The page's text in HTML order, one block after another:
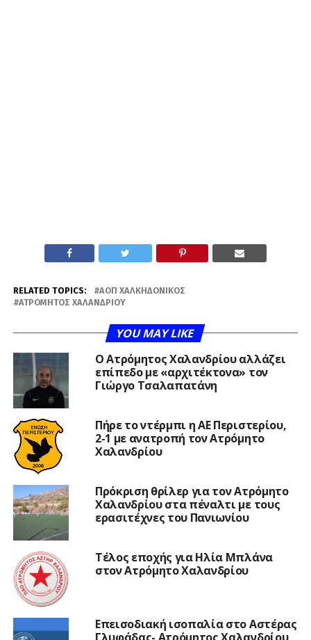
RELATED TOPICS:
ΑΟΠ ΧΑΛΚΗΔΟΝΙΚΌΣ
ΑΤΡΌΜΗΤΟΣ ΧΑΛΑΝΔΡΊΟΥ
YOU MAY LIKE
Ο Ατρόμητος Χαλανδρίου αλλάζει
επίπεδο με «αρχιτέκτονα» τον
Γιώργο Τσαλαπατάνη
Πήρε το ντέρμπι η ΑΕ Περιστερίου,
2-1 με ανατροπή τον Ατρόμητο
Χαλανδρίου
Πρόκριση θρίλερ για τον Ατρόμητο
Χαλανδρίου στα πέναλτι με τους
ερασιτέχνες του Πανιωνίου
Τέλος εποχής για Ηλία Μπλάνα
στον Ατρόμητο Χαλανδρίου
Επεισοδιακή ισοπαλία στο Αστέρας